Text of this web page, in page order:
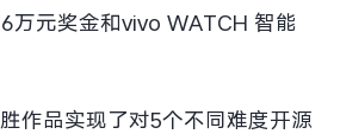
万元奖金和vivo WATCH 智能
作品实现了对5个不同难度开源